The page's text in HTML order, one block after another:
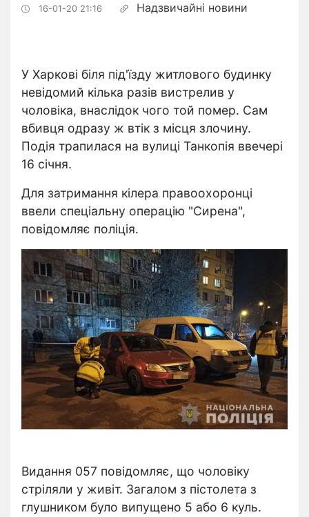
16-01-20 21:16 Надзвичайні новини
У Харкові біля під'їзду житлового будинку
невідомий кілька разів вистрелив у
чоловіка, внаслідок чого той помер. Сам
вбивця одразу ж втік з місця злочину.
Подія трапилася на вулиці Танкопія ввечері
16 січня.
Для затримання кілера правоохоронці
ввели спеціальну операцію "Сирена",
повідомляє поліція.
Видання 057 повідомляє, що чоловіку
стріляли у живіт. Загалом з пістолета з
глушником було випущено 5 або 6 куль.